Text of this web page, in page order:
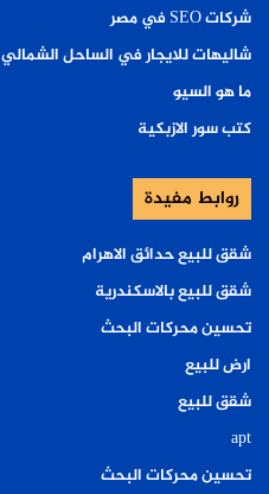
شركات SEO في مصر
شاليهات للايجار في الساحل الشمالي
ما هو السيو
كتب سور الازبكية
روابط مفيدة
شقق للبيع حدائق الاهرام
شقق للبيع بالاسكندرية
تحسين محركات البحث
ارض للبيع
شقق للبيع
apt
تحسين محركات البحث